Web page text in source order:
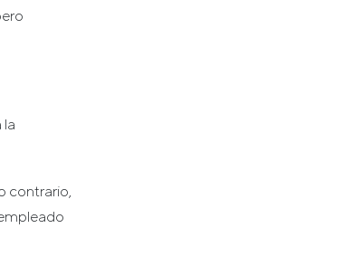
la
contrario,